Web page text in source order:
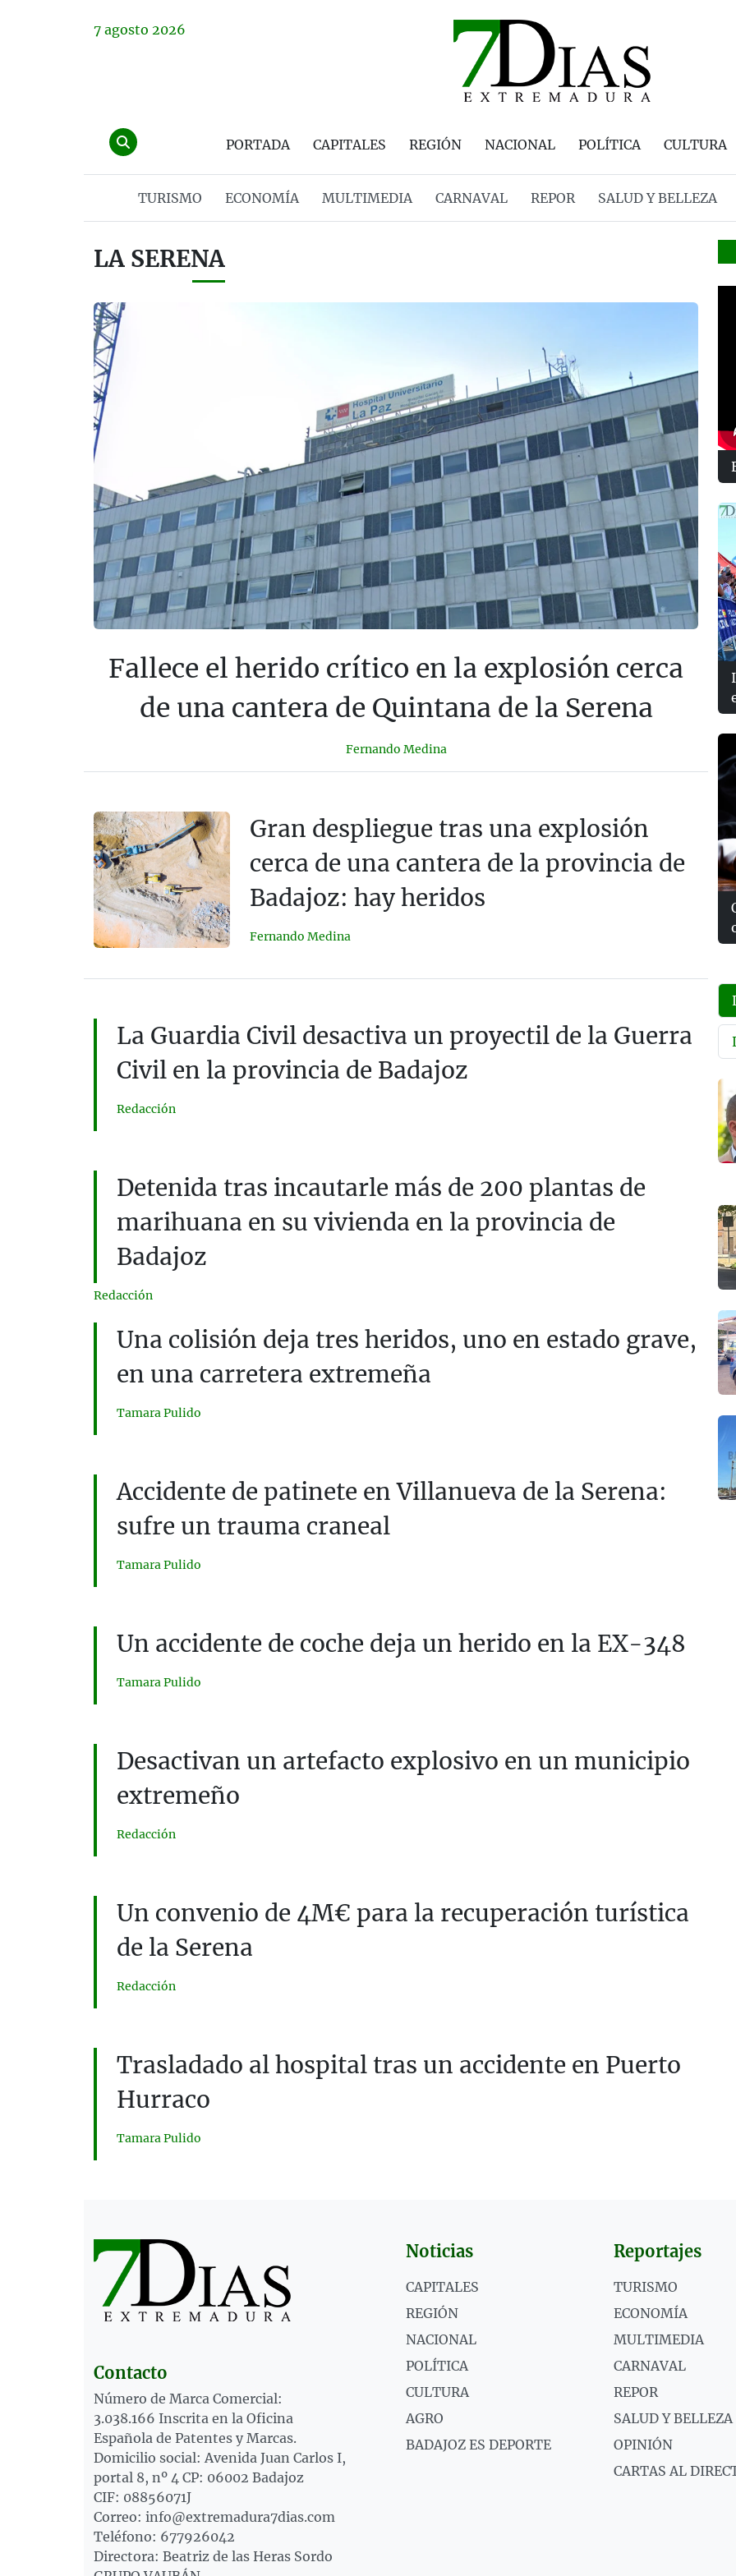
7 agosto 2026
PORTADA CAPITALES REGIÓN NACIONAL POLÍTICA CULTURA
TURISMO ECONOMÍA MULTIMEDIA CARNAVAL REPOR SALUD Y BELLEZA
LA SERENA
Fallece el herido crítico en la explosión cerca
de una cantera de Quintana de la Serena
Fernando Medina
Gran despliegue tras una explosión
cerca de una cantera de la provincia de
Badajoz: hay heridos
Fernando Medina
La Guardia Civil desactiva un proyectil de la Guerra
Civil en la provincia de Badajoz
Redacción
Detenida tras incautarle más de 200 plantas de
marihuana en su vivienda en la provincia de
Badajoz
Redacción
Una colisión deja tres heridos, uno en estado grave,
en una carretera extremeña
Tamara Pulido
Accidente de patinete en Villanueva de la Serena:
sufre un trauma craneal
Tamara Pulido
Un accidente de coche deja un herido en la EX-348
Tamara Pulido
Desactivan un artefacto explosivo en un municipio
extremeño
Redacción
Un convenio de 4M€ para la recuperación turística
de la Serena
Redacción
Trasladado al hospital tras un accidente en Puerto
Hurraco
Tamara Pulido
Contacto
Número de Marca Comercial:
3.038.166 Inscrita en la Oficina
Española de Patentes y Marcas.
Domicilio social: Avenida Juan Carlos I,
portal 8, nº 4 CP: 06002 Badajoz
CIF: 08856071J
Correo: info@extremadura7dias.com
Teléfono: 677926042
Directora: Beatriz de las Heras Sordo
Noticias
CAPITALES
REGIÓN
NACIONAL
POLÍTICA
CULTURA
AGRO
BADAJOZ ES DEPORTE
Reportajes
TURISMO
ECONOMÍA
MULTIMEDIA
CARNAVAL
REPOR
SALUD Y BELLEZA
OPINIÓN
CARTAS AL